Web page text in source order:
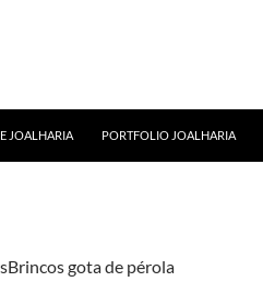
JOALHARIA PORTFOLIO JOALHARIA
gota de pérola